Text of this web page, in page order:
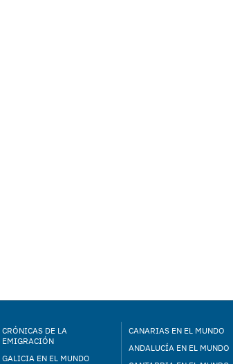
CRÓNICAS DE LA
EMIGRACIÓN
GALICIA EN EL MUNDO
CANARIAS EN EL MUNDO
ANDALUCÍA EN EL MUNDO